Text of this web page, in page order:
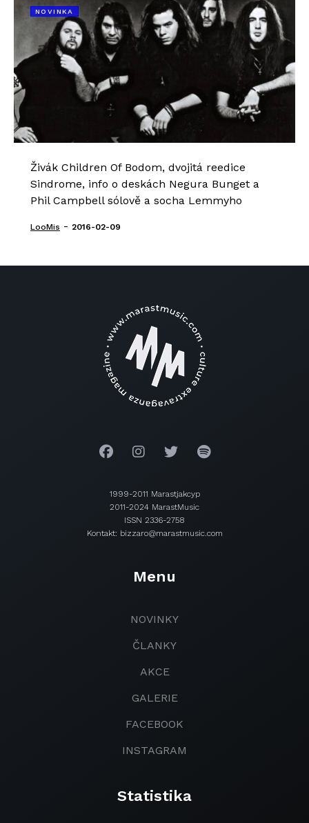
NOVINKA
Živák Children Of Bodom, dvojitá reedice
Sindrome, info o deskách Negura Bunget a
Phil Campbell sólově a socha Lemmyho
LooMis - 2016-02-09
1999-2011 Marastjakcyp
2011-2024 MarastMusic
ISSN 2336-2758
Kontakt: bizzaro@marastmusic.com
Menu
NOVINKY
ČLANKY
AKCE
GALERIE
FACEBOOK
INSTAGRAM
Statistika